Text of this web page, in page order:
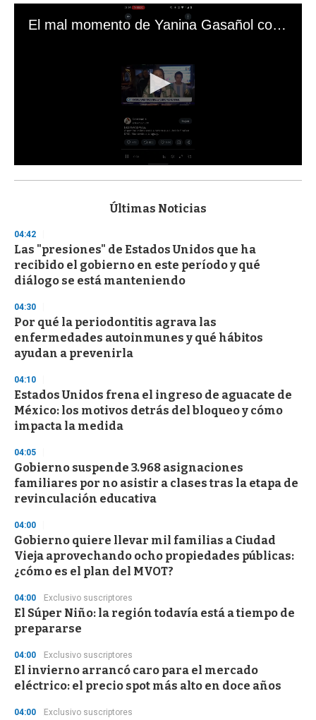
El mal momento de Yanina Gasañol con un hincha argentino en "Subrayado"
s
d
s
o
f
3
s
e
c
o
n
Últimas Noticias
04:42
Las "presiones" de Estados Unidos que ha
recibido el gobierno en este período y qué
diálogo se está manteniendo
04:30
Por qué la periodontitis agrava las
enfermedades autoinmunes y qué hábitos
ayudan a prevenirla
04:10
Estados Unidos frena el ingreso de aguacate de
México: los motivos detrás del bloqueo y cómo
impacta la medida
04:05
Gobierno suspende 3.968 asignaciones
familiares por no asistir a clases tras la etapa de
revinculación educativa
04:00
Gobierno quiere llevar mil familias a Ciudad
Vieja aprovechando ocho propiedades públicas:
¿cómo es el plan del MVOT?
04:00 Exclusivo suscriptores
El Súper Niño: la región todavía está a tiempo de
prepararse
04:00 Exclusivo suscriptores
El invierno arrancó caro para el mercado
eléctrico: el precio spot más alto en doce años
04:00 Exclusivo suscriptores